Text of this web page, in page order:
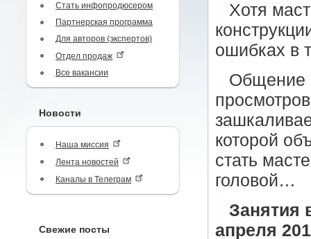
Стать инфопродюсером
Партнерская программа
Для авторов (экспертов)
Отдел продаж
Все вакансии
Новости
Наша миссия
Лента новостей
Каналы в Телеграм
Свежие посты
Хотя
ошибках в
Общение
которой
стать
головой…
Занятия
апреля